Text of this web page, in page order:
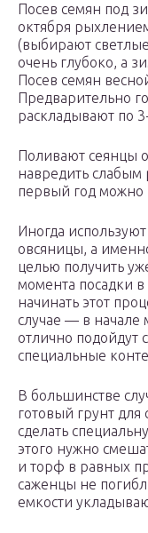
Посев семян под
октября
(выбирают
очень глубоко, а
Посев семян
Предварительно
раскладывают по
Поливают сеянцы
навредить слабым
первый год можно
Иногда
овсяницы, а
целью получить
момента посадки
начинать этот
случае — в начале
отлично подойдут
специальные
В большинстве
готовый грунт
сделать
этого нужно
и торф в равных
саженцы не
емкости